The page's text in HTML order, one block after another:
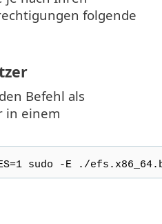
folgende
Befehl als
in einem
sudo -E ./